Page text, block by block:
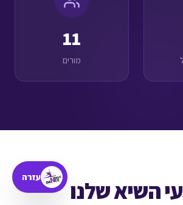
11
מורים
השיא שלנו עזרה